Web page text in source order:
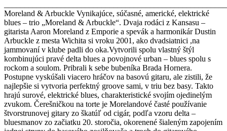
Moreland & Arbuckle Vynikajúce, súčasné, americké, elektrické
blues – trio „Moreland & Arbuckle“. Dvaja rodáci z Kansasu –
gitarista Aaron Moreland z Emporie a spevák a harmonikár Dustin
Arbuckle z mesta Wichita si vroku 2001, ako dvadsiatnici ,na
jammovaní v klube padli do oka.Vytvorili spolu vlastný štýl
kombinujúci pravé delta blues a povojnové urban – blues spolu s
rockom a soulom. Pribrali k sebe bubeníka Brada Hornera.
Postupne vyskúšali viacero hráčov na basovú gitaru, ale zistili, že
najlepšie si vytvoria perfektný groove sami, v triu bez basy. Takto
hrajú surové, elektrické blues, charakteristické svojím ojedinelým
zvukom. Čerešničkou na torte je Morelandové časté používanie
štvorstrunovej gitary zo škatúľ od cigár, podľa vzoru delta –
bluesmanov zo začiatku 20. storočia, okorenené šialeným zapojením